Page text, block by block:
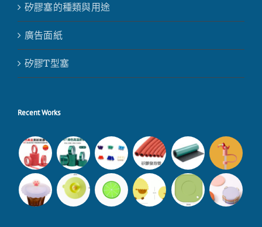
矽膠塞的種類與用途
廣告面紙
矽膠T型塞
Recent Works